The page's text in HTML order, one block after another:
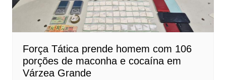
Força Tática prende homem com 106
porções de maconha e cocaína em
Várzea Grande